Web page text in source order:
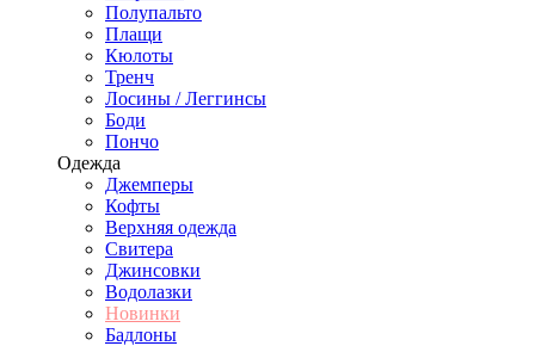
Полупальто
Плащи
Кюлоты
Тренч
Лосины / Леггинсы
Боди
Пончо
Одежда
Джемперы
Кофты
Верхняя одежда
Свитера
Джинсовки
Водолазки
Новинки
Бадлоны